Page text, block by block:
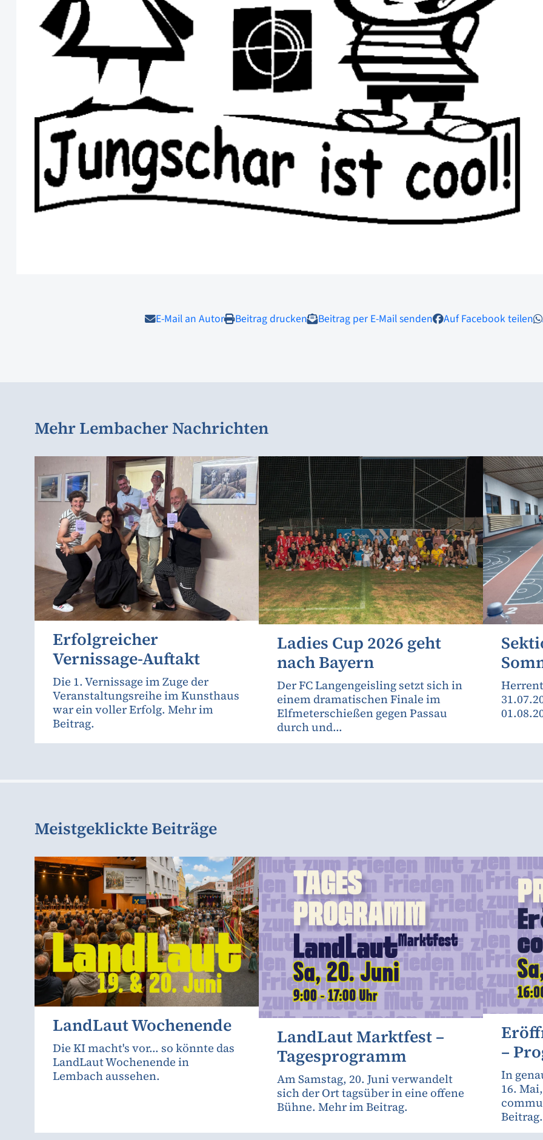
E-Mail an Autor Beitrag drucken Beitrag per E-Mail senden Auf Facebook teilen
Mehr Lembacher Nachrichten
Erfolgreicher
Vernissage-Auftakt
Die 1. Vernissage im Zuge der
Veranstaltungsreihe im Kunsthaus
war ein voller Erfolg. Mehr im
Beitrag.
Ladies Cup 2026 geht
nach Bayern
Der FC Langengeisling setzt sich in
einem dramatischen Finale im
Elfmeterschießen gegen Passau
durch und...
Meistgeklickte Beiträge
LandLaut Wochenende
Die KI macht's vor... so könnte das
LandLaut Wochenende in
Lembach aussehen.
LandLaut Marktfest –
Tagesprogramm
Am Samstag, 20. Juni verwandelt
sich der Ort tagsüber in eine offene
Bühne. Mehr im Beitrag.
–
In
16.
Beitrag.